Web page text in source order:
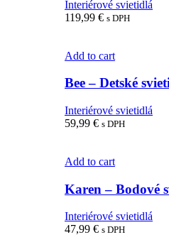
Interiérové svietidlá
119,99 € s DPH
Add to cart
Bee – Detské
Interiérové svietidlá
59,99 € s DPH
Add to cart
Karen – Bodové
Interiérové svietidlá
47,99 € s DPH